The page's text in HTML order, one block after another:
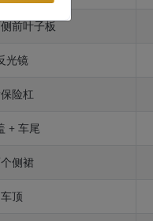
前叶子板
光镜
险杠
+ 车尾
侧裙
车顶